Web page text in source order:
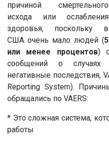
причиной смертельного
исхода или ослабления
здоровья, поскольку в
США очень мало людей (5
или менее процентов)
сообщений о случаях
негативные последствия,
Reporting System).
обращались по VAERS:
* Это сложная система,
работы